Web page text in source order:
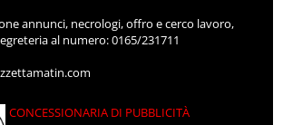
annunci, necrologi, offro e cerco lavoro,
al numero: 0165/231711
CONCESSIONARIA DI PUBBLICITÀ